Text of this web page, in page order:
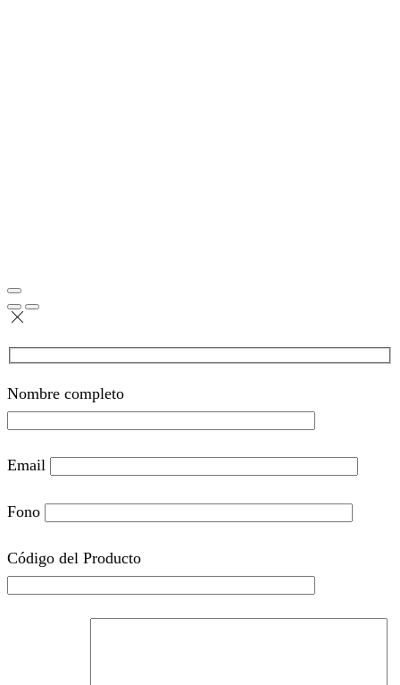
Nombre completo
Email
Fono
Código del Producto